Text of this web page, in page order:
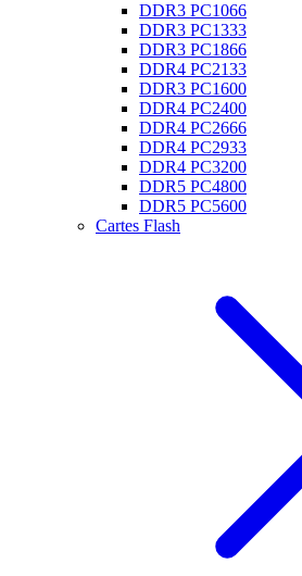
DDR3 PC1066
DDR3 PC1333
DDR3 PC1866
DDR4 PC2133
DDR3 PC1600
DDR4 PC2400
DDR4 PC2666
DDR4 PC2933
DDR4 PC3200
DDR5 PC4800
DDR5 PC5600
Cartes Flash